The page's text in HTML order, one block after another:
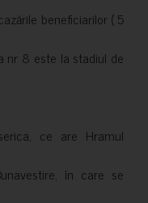
beneficiarilor ( 5
nr 8 este la stadiul de
ce are Hramul
în care se